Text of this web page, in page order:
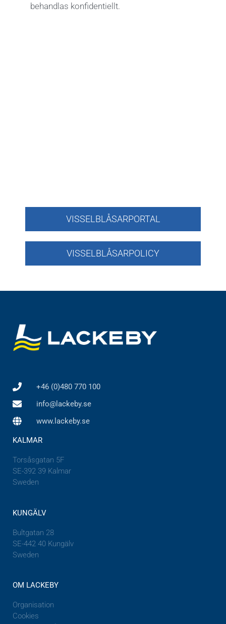
behandlas konfidentiellt.
VISSELBLÅSARPORTAL
VISSELBLÅSARPOLICY
+46 (0)480 770 100
info@lackeby.se
www.lackeby.se
KALMAR
Torsåsgatan 5F
SE-392 39 Kalmar
Sweden
KUNGÄLV
Bultgatan 28
SE-442 40 Kungälv
Sweden
OM LACKEBY
Organisation
Cookies